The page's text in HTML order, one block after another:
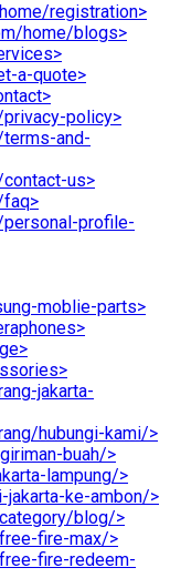
registration>
home/blogs>
a-quote>
policy>
and-
us>
profile-
moblie-parts>
jakarta-
hubungi-kami/>
buah/>
lampung/>
ke-ambon/>
blog/>
fire-max/>
fire-redeem-